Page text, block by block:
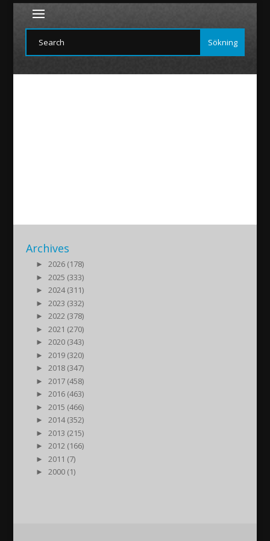
Archives
►
2026 (178)
►
2025 (333)
►
2024 (311)
►
2023 (332)
►
2022 (378)
►
2021 (270)
►
2020 (343)
►
2019 (320)
►
2018 (347)
►
2017 (458)
►
2016 (463)
►
2015 (466)
►
2014 (352)
►
2013 (215)
►
2012 (166)
►
2011 (7)
►
2000 (1)